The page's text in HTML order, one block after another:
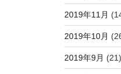
2019年11月
2019年10月
2019年9月 (21)